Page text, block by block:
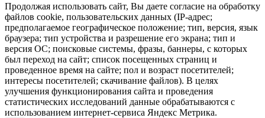
Продолжая использовать сайт, Вы даете согласие на обработку
файлов cookie, пользовательских данных (IP-адрес;
предполагаемое географическое положение; тип, версия, язык
браузера; тип устройства и разрешение его экрана; тип и
версия ОС; поисковые системы, фразы, баннеры, с которых
был переход на сайт; список посещенных страниц и
проведенное время на сайте; пол и возраст посетителей;
интересы посетителей; скачивание файлов). В целях
улучшения функционирования сайта и проведения
статистических исследований данные обрабатываются с
использованием интернет-сервиса Яндекс Метрика.